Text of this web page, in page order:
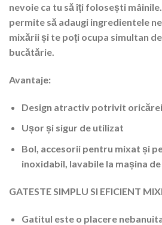
nevoie ca tu să îți folosești
permite să adaugi ingredientele
mixării și te poți ocupa simultan
bucătărie.
Avantaje:
Design atractiv potrivit
Ușor și sigur de utilizat
Bol, accesorii pentru mixat și
inoxidabil, lavabile la mașina
GATESTE SIMPLU SI EFICIENT
Gatitul este o placere